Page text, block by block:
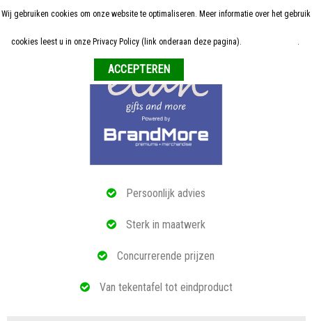
Persoonlijk advies
Sterk in maatwerk
Concurrerende prijzen
Van tekentafel tot eindproduct
Home
ALLE RELATIEGESCHENKEN
Wij gebruiken cookies om onze website te optimaliseren. Meer informatie over het gebruik
cookies leest u in onze Privacy Policy (link onderaan deze pagina). .